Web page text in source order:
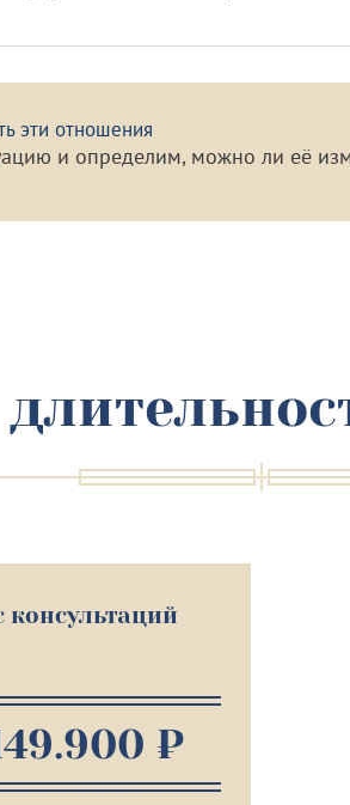
эти отношения
и определим, можно ли её
консультаций
₽